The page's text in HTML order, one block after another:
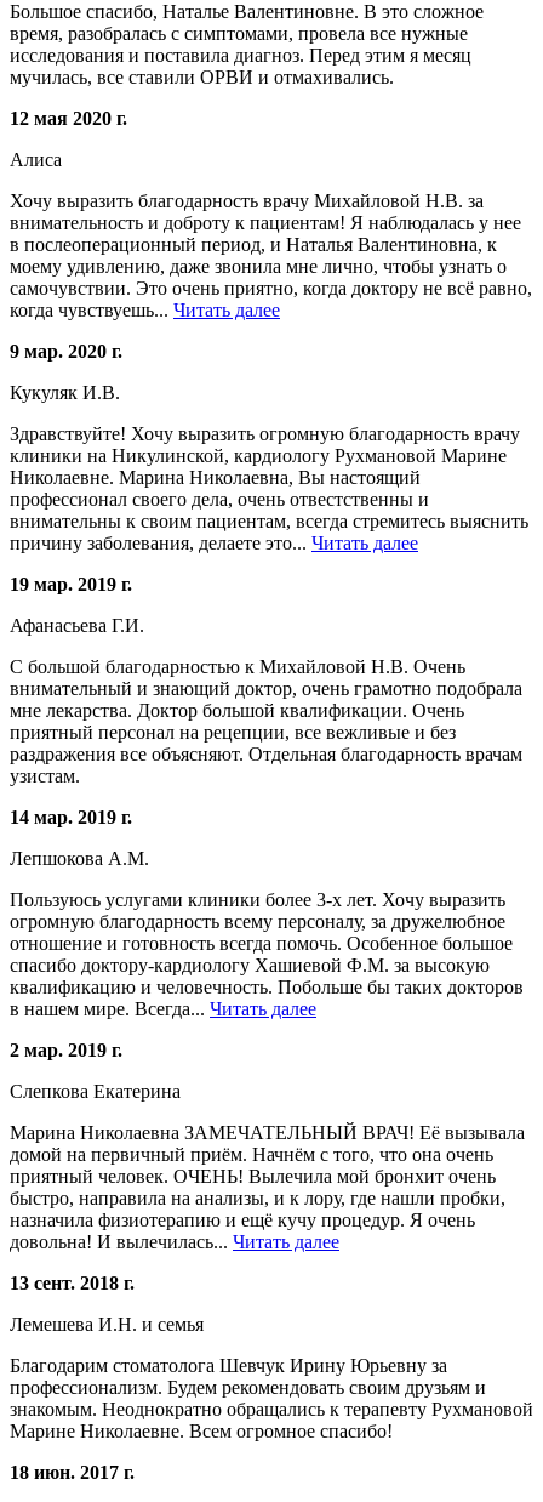
Большое спасибо, Наталье Валентиновне. В это сложное
время, разобралась с симптомами, провела все нужные
исследования и поставила диагноз. Перед этим я месяц
мучилась, все ставили ОРВИ и отмахивались.
12 мая 2020 г.
Алиса
Хочу выразить благодарность врачу Михайловой Н.В. за
внимательность и доброту к пациентам! Я наблюдалась у нее
в послеоперационный период, и Наталья Валентиновна, к
моему удивлению, даже звонила мне лично, чтобы узнать о
самочувствии. Это очень приятно, когда доктору не всё равно,
когда чувствуешь... Читать далее
9 мар. 2020 г.
Кукуляк И.В.
Здравствуйте! Хочу выразить огромную благодарность врачу
клиники на Никулинской, кардиологу Рухмановой Марине
Николаевне. Марина Николаевна, Вы настоящий
профессионал своего дела, очень отвестственны и
внимательны к своим пациентам, всегда стремитесь выяснить
причину заболевания, делаете это... Читать далее
19 мар. 2019 г.
Афанасьева Г.И.
С большой благодарностью к Михайловой Н.В. Очень
внимательный и знающий доктор, очень грамотно подобрала
мне лекарства. Доктор большой квалификации. Очень
приятный персонал на рецепции, все вежливые и без
раздражения все объясняют. Отдельная благодарность врачам
узистам.
14 мар. 2019 г.
Лепшокова А.М.
Пользуюсь услугами клиники более 3-х лет. Хочу выразить
огромную благодарность всему персоналу, за дружелюбное
отношение и готовность всегда помочь. Особенное большое
спасибо доктору-кардиологу Хашиевой Ф.М. за высокую
квалификацию и человечность. Побольше бы таких докторов
в нашем мире. Всегда... Читать далее
2 мар. 2019 г.
Слепкова Екатерина
Марина Николаевна ЗАМЕЧАТЕЛЬНЫЙ ВРАЧ! Её вызывала
домой на первичный приём. Начнём с того, что она очень
приятный человек. ОЧЕНЬ! Вылечила мой бронхит очень
быстро, направила на анализы, и к лору, где нашли пробки,
назначила физиотерапию и ещё кучу процедур. Я очень
довольна! И вылечилась... Читать далее
13 сент. 2018 г.
Лемешева И.Н. и семья
Благодарим стоматолога Шевчук Ирину Юрьевну за
профессионализм. Будем рекомендовать своим друзьям и
знакомым. Неоднократно обращались к терапевту Рухмановой
Марине Николаевне. Всем огромное спасибо!
18 июн. 2017 г.